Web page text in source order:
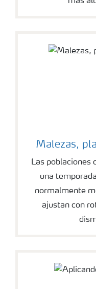
Malezas,
Las poblaciones
una
normalmente
ajustan con